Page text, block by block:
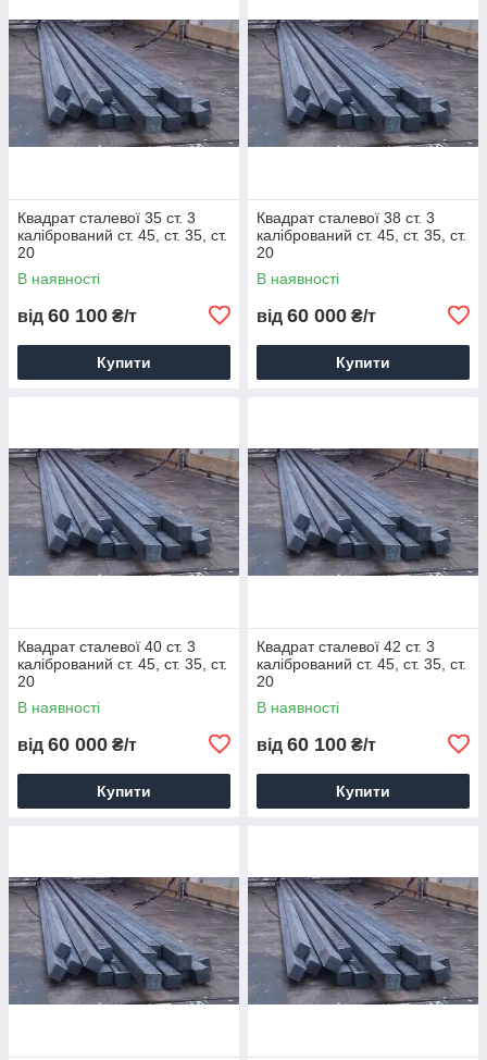
Квадрат сталевої 35 ст. 3
калібрований ст. 45, ст. 35, ст.
20
В наявності
від 60 100 ₴/т
Купити
Квадрат сталевої 38 ст. 3
калібрований ст. 45, ст. 35, ст.
20
В наявності
від 60 000 ₴/т
Купити
Квадрат сталевої 40 ст. 3
калібрований ст. 45, ст. 35, ст.
20
В наявності
від 60 000 ₴/т
Купити
Квадрат сталевої 42 ст. 3
калібрований ст. 45, ст. 35, ст.
20
В наявності
від 60 100 ₴/т
Купити